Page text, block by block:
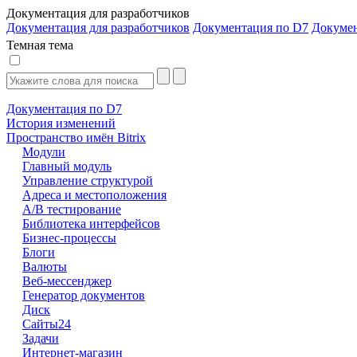
Документация для разработчиков
Документация для разработчиков Документация по D7
Темная тема
Документация по D7
История изменений
Пространство имён Bitrix
Модули
Главный модуль
Управление структурой
Адреса и местоположения
А/В тестирование
Библиотека интерфейсов
Бизнес-процессы
Блоги
Валюты
Веб-мессенджер
Генератор документов
Диск
Сайты24
Задачи
Интернет-магазин